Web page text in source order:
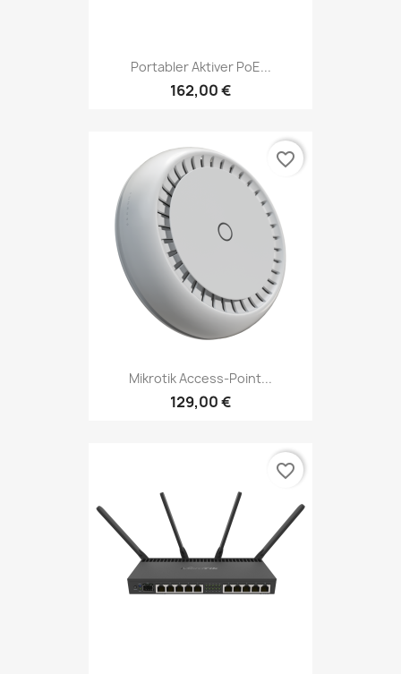
Portabler Aktiver PoE...
162,00 €
Mikrotik Access-Point...
129,00 €
favorite_border
favorite_border